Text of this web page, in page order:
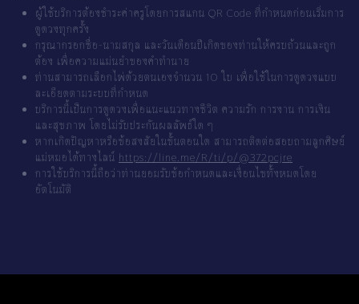
ผู้ใช้บริการต้องชำระค่าครูโดยการสแกน QR Code ที่กำหนดก่อนเริ่มการ
ดูดวงทุกครั้ง
กรุณากรอกชื่อ-นามสกุล และวันเดือนปีเกิดของท่านให้ครบถ้วนและถูก
ต้อง เพื่อความแม่นยำของคำทำนาย
ท่านสามารถเลือกไพ่ด้วยตนเองจำนวน 10 ใบ เพื่อใช้ในการดูดวงแบบ
ละเอียดตามระบบที่กำหนด
บริการนี้เป็นการดูดวงเพื่อแนะแนวทางชีวิต ความรัก การงาน การเงิน
และสุขภาพ โดยไม่รับประกันผลลัพธ์ใด ๆ
หากเกิดปัญหาหรือข้อสงสัยในขั้นตอนใด สามารถติดต่อสอบถามลูกศิษย์
แม่หมอได้ทางไลน์ https://line.me/R/ti/p/@372pcjre
การใช้บริการนี้ถือว่าท่านยอมรับข้อกำหนดและเงื่อนไขทั้งหมดโดย
อัตโนมัติ